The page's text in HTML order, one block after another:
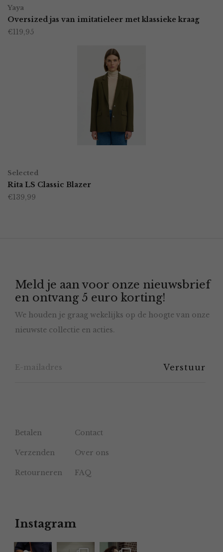
product
heeft
op
de
productpagina
Yaya
Oversized jas van imitatieleer met klassieke kraag
€119,95
product
heeft
kan
gekozen
worden
op
productpagina
Selected
Rita LS Classic Blazer
€139,99
Meld je aan voor onze nieuwsbrief
en ontvang 5 euro korting!
We houden je graag wekelijks op de hoogte van onze
nieuwste collectie en acties.
Betalen Contact
Verzenden Over ons
Retourneren FAQ
Instagram